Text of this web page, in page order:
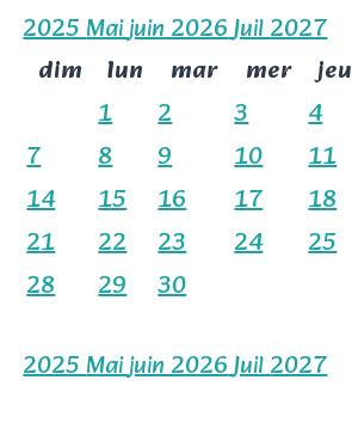
2025Maijuin 2026Juil2027
dim
lun mar mer jeu
1
2 3 4
7
8 9 10 11
14
15 16 17 18
21
22 23 24 25
28
29
30
2025Maijuin 2026Juil2027